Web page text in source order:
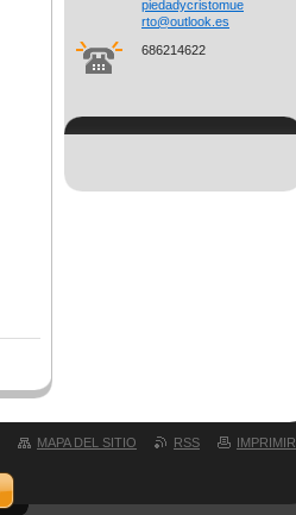
piedadycristomue
rto@outlook.es
686214622
MAPA DEL SITIO RSS IMPRIMIR